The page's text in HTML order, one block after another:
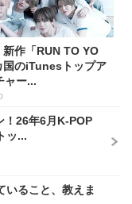
作「RUN TO YO
国のiTunesトップア
ャー...
！26年6月K-POP
ッ...
いること、教えま